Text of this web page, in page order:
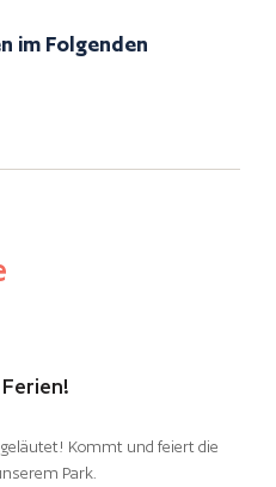
im Folgenden
Kommt und feiert die
Park.